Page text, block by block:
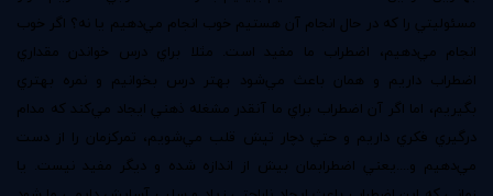
مسئوليتي را که در حال انجام آن هستيم خوب انجام مي‌دهيم يا نه؟ اگر خوب
انجام مي‌دهيم، اضطراب ما مفيد است. مثلا براي درس خواندن مقداري
اضطراب داريم و همان باعث مي‌شود بهتر درس بخوانيم و نمره بهتري
بگيريم، اما اگر آن اضطراب براي ما آنقدر مشغله ذهني ايجاد مي‌کند که مدام
درگيري فکري داريم و حتي دچار تپش قلب مي‌شويم، تمرکزمان را از دست
مي‌دهيم و....يعني اضطرابمان بيش از اندازه شده و ديگر مفيد نيست. يا